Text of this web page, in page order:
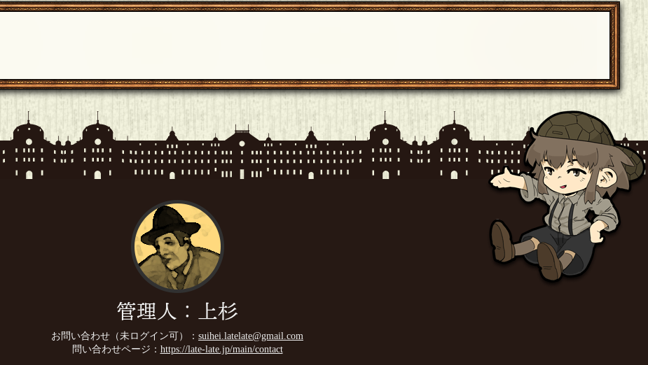
管理人：上杉
お問い合わせ（未ログイン可）： suihei.latelate@gmail.com
問い合わせページ： https://late-late.jp/main/contact